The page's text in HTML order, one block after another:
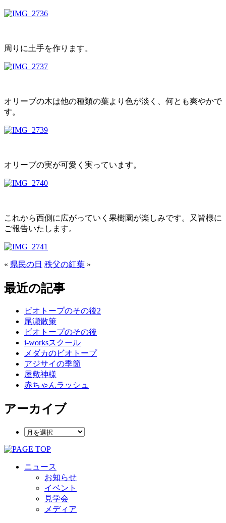
周りに土手を作ります。
オリーブの木は他の種類の葉より色が淡く、何とも爽やかで
す。
オリーブの実が可愛く実っています。
これから西側に広がっていく果樹園が楽しみです。又皆様に
ご報告いたします。
« 県民の日 秩父の紅葉 »
最近の記事
ビオトープのその後2
尾瀬散策
ビオトープのその後
i-worksスクール
メダカのビオトープ
アジサイの季節
屋敷神様
赤ちゃんラッシュ
アーカイブ
ニュース
お知らせ
イベント
見学会
メディア